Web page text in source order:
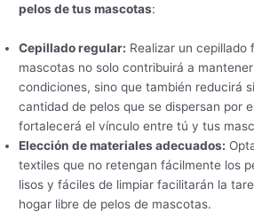
pelos de tus mascotas:
Cepillado regular: Realizar un cepillado
mascotas no solo contribuirá a
condiciones, sino que también reducirá
cantidad de pelos que se dispersan por
fortalecerá el vínculo entre tú y tus
Elección de materiales adecuados:
textiles que no retengan fácilmente los
lisos y fáciles de limpiar facilitarán la
hogar libre de pelos de mascotas.